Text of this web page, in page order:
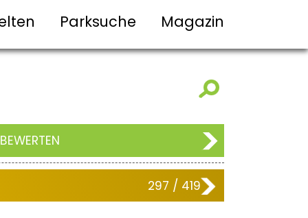
Parksuche Magazin
297 / 419